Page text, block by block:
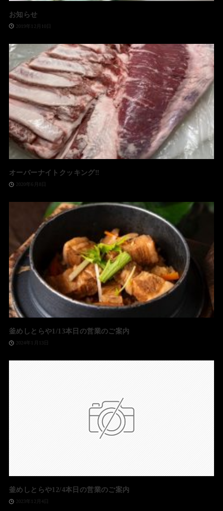
お知らせ
2019年12月10日
オーバーナイトクッキング‼️
2020年6月8日
釜めしとらや1/13本日の営業のご案内
2024年1月13日
釜めしとらや12/4本日の営業のご案内
2023年12月4日